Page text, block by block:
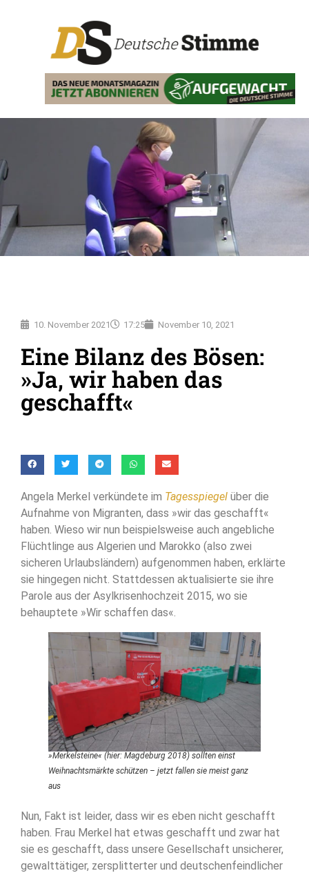
10. November 2021 17:25 November 10, 2021
Eine Bilanz des Bösen:
»Ja, wir haben das
geschafft«
Angela Merkel verkündete im Tagesspiegel über die
Aufnahme von Migranten, dass »wir das geschafft«
haben. Wieso wir nun beispielsweise auch angebliche
Flüchtlinge aus Algerien und Marokko (also zwei
sicheren Urlaubsländern) aufgenommen haben, erklärte
sie hingegen nicht. Stattdessen aktualisierte sie ihre
Parole aus der Asylkrisenhochzeit 2015, wo sie
behauptete »Wir schaffen das«.
»Merkelsteine« (hier: Magdeburg 2018) sollten einst
Weihnachtsmärkte schützen – jetzt fallen sie meist ganz
aus
Nun, Fakt ist leider, dass wir es eben nicht geschafft
haben. Frau Merkel hat etwas geschafft und zwar hat
sie es geschafft, dass unsere Gesellschaft unsicherer,
gewalttätiger, zersplitterter und deutschenfeindlicher